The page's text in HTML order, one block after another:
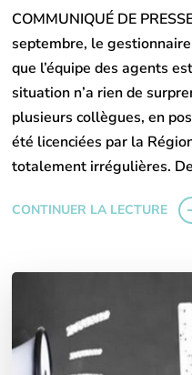
COMMUNIQUÉ DE
septembre, le
que l’équipe des agents
situation n’a rien de
plusieurs collègues, en
été licenciées par la
totalement irrégulières.
CONTINUER LA LECTURE